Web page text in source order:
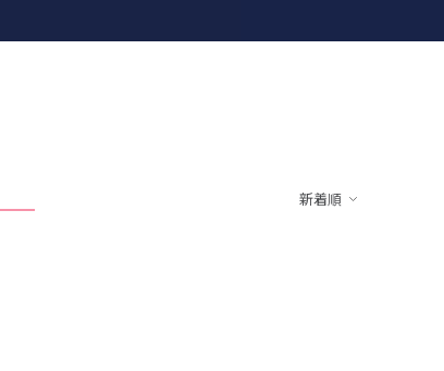
お気に入りブランド
新着順